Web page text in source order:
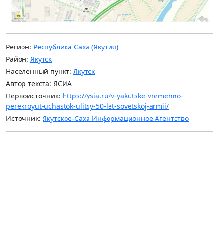
Регион: Республика Саха (Якутия)
Район: Якутск
Населённый пункт: Якутск
Автор текста: ЯСИА
Первоисточник: https://ysia.ru/v-yakutske-vremenno-
perekroyut-uchastok-ulitsy-50-let-sovetskoj-armii/
Источник: Якутское-Саха Информационное Агентство